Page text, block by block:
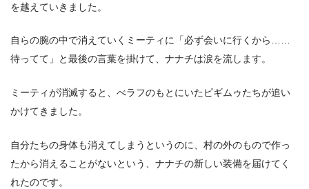
を越えていきました。
自らの腕の中で消えていくミーティに「必ず会いに行くから……
待ってて」と最後の言葉を掛けて、ナナチは涙を流します。
ミーティが消滅すると、べラフのもとにいたピギムゥたちが追い
かけてきました。
自分たちの身体も消えてしまうというのに、村の外のもので作っ
たから消えることがないという、ナナチの新しい装備を届けてく
れたのです。